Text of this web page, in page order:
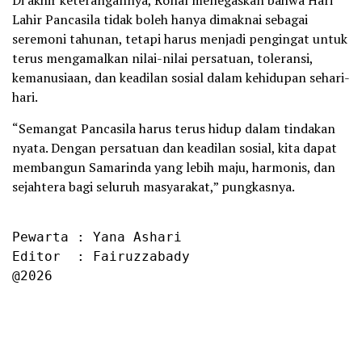
Lahir Pancasila tidak boleh hanya dimaknai sebagai
seremoni tahunan, tetapi harus menjadi pengingat untuk
terus mengamalkan nilai-nilai persatuan, toleransi,
kemanusiaan, dan keadilan sosial dalam kehidupan sehari-
hari.
“Semangat Pancasila harus terus hidup dalam tindakan
nyata. Dengan persatuan dan keadilan sosial, kita dapat
membangun Samarinda yang lebih maju, harmonis, dan
sejahtera bagi seluruh masyarakat,” pungkasnya.
Pewarta : Yana Ashari
Editor  : Fairuzzabady
@2026